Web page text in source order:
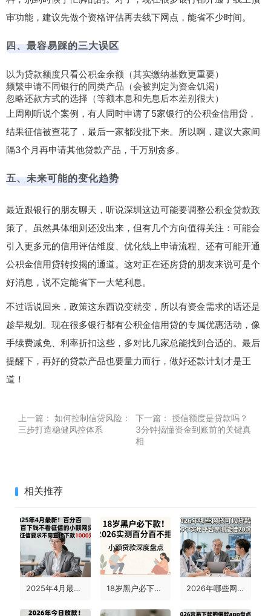
审功能，建议先做个资格评估再去线下网点，能省不少时间。
四、最容易踩的三大误区
以为贷款额度只看公积金余额（其实缴纳基数更重要）
频繁申请不同银行的同类产品（会被判定为资金饥渴）
忽略还款方式的选择（等额本息和先息后本差别很大）
上周刚听说个案例，有人同时申请了5家银行的公积金信用贷，
结果征信被查花了，最后一家都没批下来。所以啊，建议大家间
隔3个月再申请其他贷款产品，千万别贪多。
五、未来可能的变化趋势
最近跟银行的朋友聊天，听说深圳这边可能要调整公积金贷款政
策了。虽然具体细则还没出来，但有几个方向值得关注：可能会
引入更多元的信用评估维度、优化线上申请流程、还有可能开通
公积金信用贷转按揭的通道。这对正在还房贷的朋友来说可是个
好消息，说不定能省下一大笔利息。
不过话说回来，政策这东西说变就变，所以有资金需求的话还是
趁早规划。现在很多银行都有公积金信用贷的专属优惠活动，像
手续费减免、利率折扣这些，多对比几家总能找到合适的。最后
提醒下，再好的贷款产品也要量力而行，做好还款计划才是王
道！
上一篇： 如何控制信贷风险：
三步打造稳健风控体系
下一篇： 授信额度是贷款吗？
3分钟搞懂资金到账前的关键真
相
相关推荐
2025年4月最新！百分百下钱不看征信的小额网贷，对征信要求不高直接下款1000元 18岁黑户必下款！2026实测百分百不拒的小额贷款深度盘点 2026年哪些网贷可以贷款？这5个实用平台亲测能借20000！